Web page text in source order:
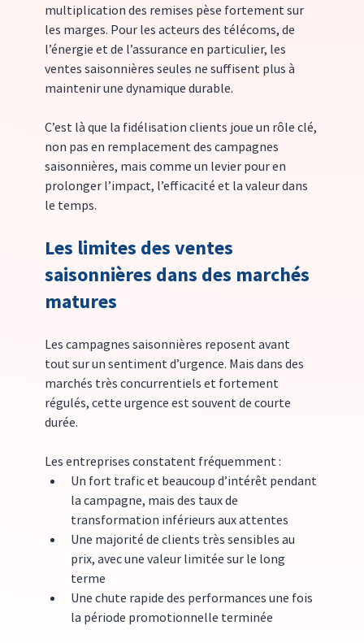
multiplication des remises pèse fortement sur
les marges. Pour les acteurs des télécoms, de
l’énergie et de l’assurance en particulier, les
ventes saisonnières seules ne suffisent plus à
maintenir une dynamique durable.
C’est là que la fidélisation clients joue un rôle clé,
non pas en remplacement des campagnes
saisonnières, mais comme un levier pour en
prolonger l’impact, l’efficacité et la valeur dans
le temps.
Les limites des ventes
saisonnières dans des marchés
matures
Les campagnes saisonnières reposent avant
tout sur un sentiment d’urgence. Mais dans des
marchés très concurrentiels et fortement
régulés, cette urgence est souvent de courte
durée.
Les entreprises constatent fréquemment :
Un fort trafic et beaucoup d’intérêt pendant
la campagne, mais des taux de
transformation inférieurs aux attentes
Une majorité de clients très sensibles au
prix, avec une valeur limitée sur le long
terme
Une chute rapide des performances une fois
la période promotionnelle terminée